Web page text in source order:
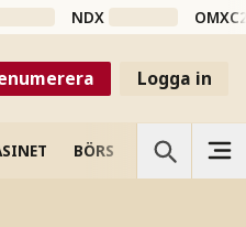
NDX
Logga in
BÖRS VETENSKAP
nya